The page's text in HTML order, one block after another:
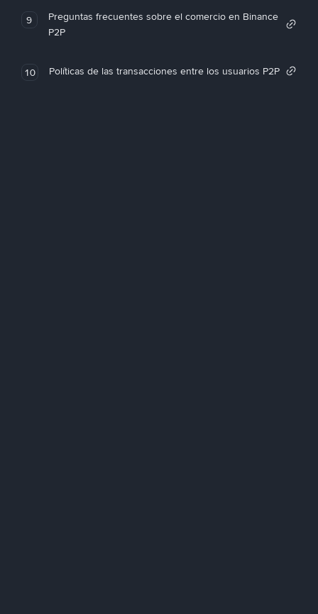
9
Preguntas frecuentes sobre el comercio en Binance
P2P
10 Políticas de las transacciones entre los usuarios P2P